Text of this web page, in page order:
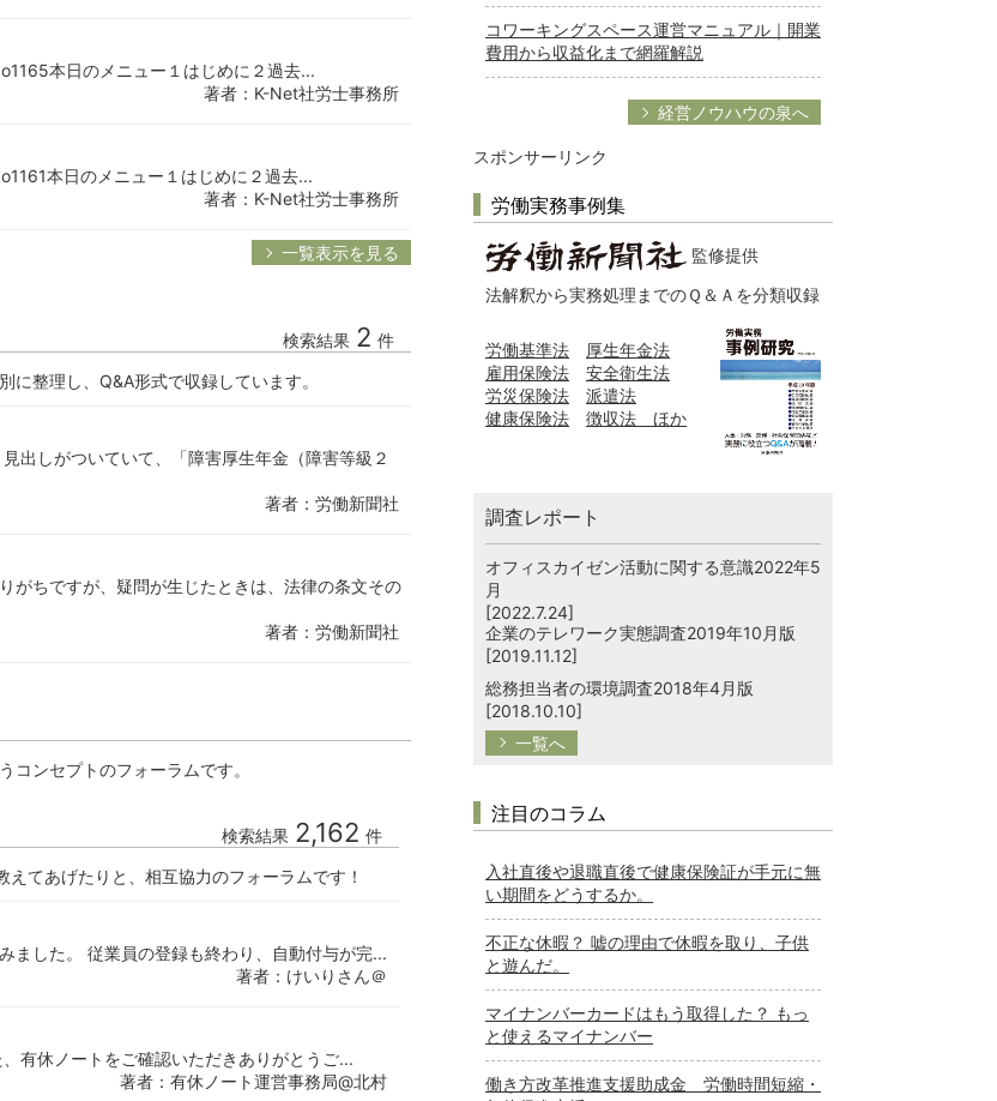
本日のメニュー１はじめに２過去...
著者：K-Net社労士事務所
本日のメニュー１はじめに２過去...
著者：K-Net社労士事務所
一覧表示を見る
検索結果 2 件
整理し、Q&A形式で収録しています。
出しがついていて、「障害厚生年金（障害等級２
著者：労働新聞社
がちですが、疑問が生じたときは、法律の条文その
著者：労働新聞社
コンセプトのフォーラムです。
検索結果 2,162 件
てあげたりと、相互協力のフォーラムです！
ました。 従業員の登録も終わり、自動付与が完...
著者：けいりさん＠
有休ノートをご確認いただきありがとうご...
著者：有休ノート運営事務局@北村
コワーキングスペース運営マニュアル｜開業
費用から収益化まで網羅解説
経営ノウハウの泉へ
スポンサーリンク
労働実務事例集
監修提供
法解釈から実務処理までのＱ＆Ａを分類収録
労働基準法
厚生年金法
雇用保険法
安全衛生法
労災保険法
派遣法
健康保険法
徴収法 ほか
調査レポート
オフィスカイゼン活動に関する意識2022年5
月
[2022.7.24]
企業のテレワーク実態調査2019年10月版
[2019.11.12]
総務担当者の環境調査2018年4月版
[2018.10.10]
一覧へ
注目のコラム
入社直後や退職直後で健康保険証が手元に無
い期間をどうするか。
不正な休暇？ 嘘の理由で休暇を取り、子供
と遊んだ。
マイナンバーカードはもう取得した？ もっ
と使えるマイナンバー
働き方改革推進支援助成金 労働時間短縮・